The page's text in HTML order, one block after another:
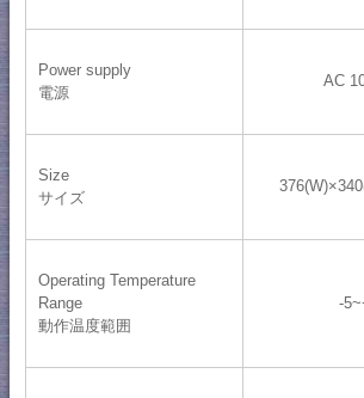
Power supply
電源
AC
Size
サイズ
Operating Temperature
Range
動作温度範囲
-